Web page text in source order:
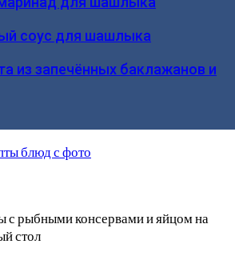
соус для шашлыка
из запечённых баклажанов и
с рыбными консервами и яйцом на
стол